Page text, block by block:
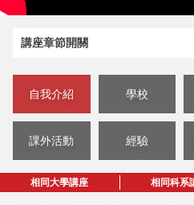
講座章節開關
自我介紹 學校
課外活動 經驗
相同大學講座 相同科系